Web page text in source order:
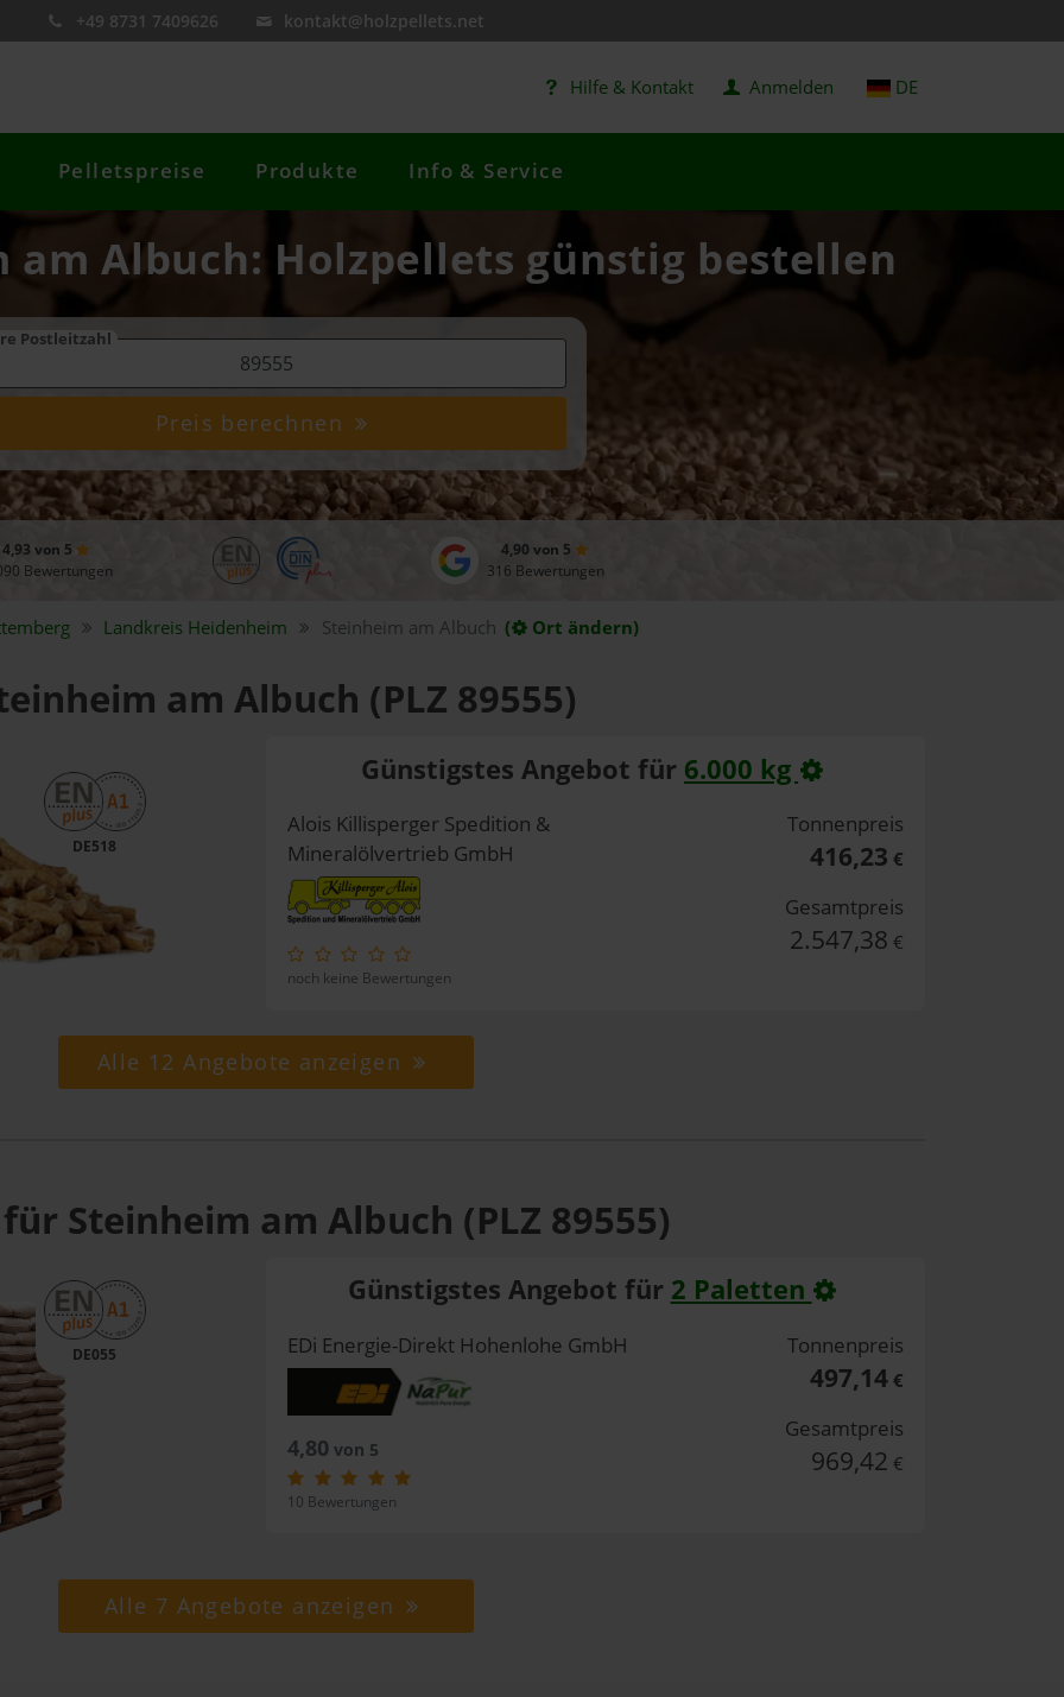
+49 8731 7409626 kontakt@holzpellets.net
Hilfe & Kontakt Anmelden DE
Pelletspreise Produkte Info & Service
am Albuch: Holzpellets günstig bestellen
Postleitzahl
Preis berechnen
4,93 von 5
Bewertungen
4,90 von 5
316 Bewertungen
Landkreis Heidenheim Steinheim am Albuch ( Ort ändern)
am Albuch (PLZ 89555)
DE518
Günstigstes Angebot für 6.000 kg
Alois Killisperger Spedition &
Mineralölvertrieb GmbH
noch keine Bewertungen
Tonnenpreis
416,23 €
Gesamtpreis
2.547,38 €
Alle 12 Angebote anzeigen
Steinheim am Albuch (PLZ 89555)
DE055
Günstigstes Angebot für 2 Paletten
EDi Energie-Direkt Hohenlohe GmbH
4,80 von 5
10 Bewertungen
Tonnenpreis
497,14€
Gesamtpreis
969,42 €
Alle 7 Angebote anzeigen